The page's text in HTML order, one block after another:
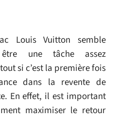
Louis Vuitton semble
être une tâche assez
si c’est la première fois
dans la revente de
En effet, il est important
maximiser le retour